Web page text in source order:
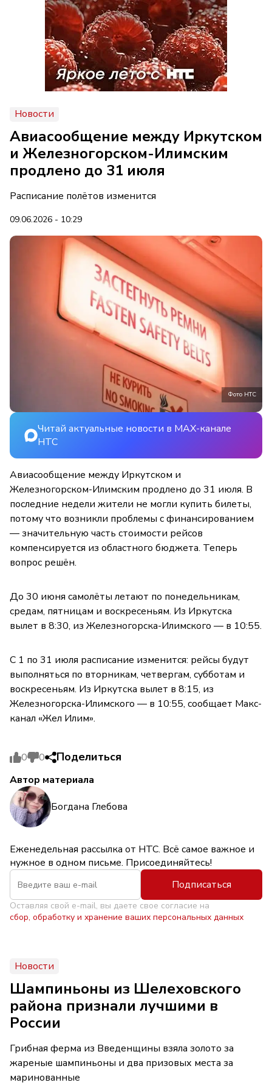
Новости
Авиасообщение между Иркутском
и Железногорском-Илимским
продлено до 31 июля
Расписание полётов изменится
09.06.2026 - 10:29
Фото НТС
Читай актуальные новости в MAX-канале
НТС
Авиасообщение между Иркутском и
Железногорском-Илимским продлено до 31 июля. В
последние недели жители не могли купить билеты,
потому что возникли проблемы с финансированием
— значительную часть стоимости рейсов
компенсируется из областного бюджета. Теперь
вопрос решён.
До 30 июня самолёты летают по понедельникам,
средам, пятницам и воскресеньям. Из Иркутска
вылет в 8:30, из Железногорска-Илимского — в 10:55.
С 1 по 31 июля расписание изменится: рейсы будут
выполняться по вторникам, четвергам, субботам и
воскресеньям. Из Иркутска вылет в 8:15, из
Железногорска-Илимского — в 10:55, сообщает Макс-
канал «Жел Илим».
0 0 Поделиться
Автор материала
Богдана Глебова
Еженедельная рассылка от НТС. Всё самое важное и
нужное в одном письме. Присоединяйтесь!
Подписаться
Оставляя свой e-mail, вы даете свое согласие на
сбор, обработку и хранение ваших персональных данных
Новости
Шампиньоны из Шелеховского
района признали лучшими в
России
Грибная ферма из Введенщины взяла золото за
жареные шампиньоны и два призовых места за
маринованные